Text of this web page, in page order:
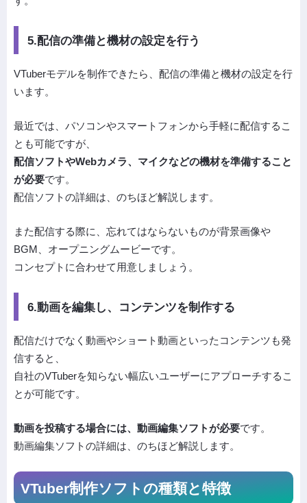
5.配信の準備と機材の設定を行う
VTuberモデルを制作できたら、配信の準備と機材の設定を行
います。
最近では、パソコンやスマートフォンから手軽に配信するこ
とも可能ですが、
配信ソフトやWebカメラ、マイクなどの機材を準備すること
が必要です。
配信ソフトの詳細は、のちほど解説します。
また配信する際に、忘れてはならないものが背景画像や
BGM、オープニングムービーです。
コンセプトに合わせて用意しましょう。
6.動画を編集し、コンテンツを制作する
配信だけでなく動画やショート動画といったコンテンツも発
信すると、
自社のVTuberを知らない幅広いユーザーにアプローチするこ
とが可能です。
動画を投稿する場合には、動画編集ソフトが必要です。
動画編集ソフトの詳細は、のちほど解説します。
VTuber制作ソフトの種類と特徴